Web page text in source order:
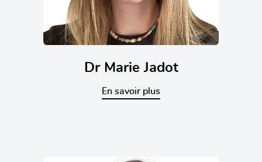
Dr Marie Jadot
En savoir plus